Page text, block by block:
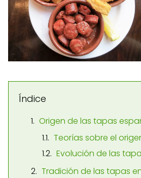
Índice
Origen de las tapas
Teorías sobre el
Evolución de las
Tradición de las tapas